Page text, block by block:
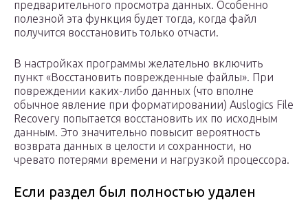
предварительного просмотра данных. Особенно
полезной эта функция будет тогда, когда файл
получится восстановить только отчасти.
В настройках программы желательно включить
пункт «Восстановить поврежденные файлы». При
повреждении каких-либо данных (что вполне
обычное явление при форматировании) Auslogics File
Recovery попытается восстановить их по исходным
данным. Это значительно повысит вероятность
возврата данных в целости и сохранности, но
чревато потерями времени и нагрузкой процессора.
Если раздел был полностью удален